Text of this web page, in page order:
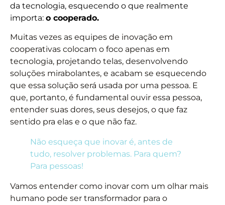
da tecnologia, esquecendo o que realmente
importa: o cooperado.
Muitas vezes as equipes de inovação em
cooperativas colocam o foco apenas em
tecnologia, projetando telas, desenvolvendo
soluções mirabolantes, e acabam se esquecendo
que essa solução será usada por uma pessoa. E
que, portanto, é fundamental ouvir essa pessoa,
entender suas dores, seus desejos, o que faz
sentido pra elas e o que não faz.
Não esqueça que inovar é, antes de
tudo, resolver problemas. Para quem?
Para pessoas!
Vamos entender como inovar com um olhar mais
humano pode ser transformador para o